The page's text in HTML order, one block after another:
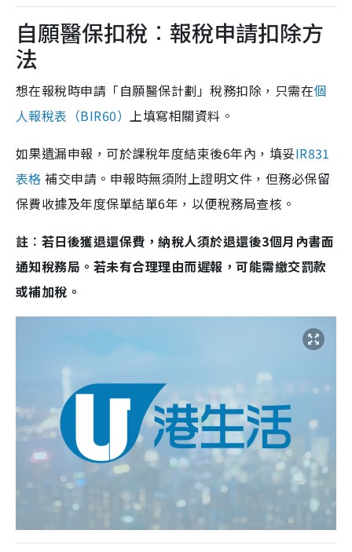
自願醫保扣稅︰報稅申請扣除方
法
想在報稅時申請「自願醫保計劃」稅務扣除，只需在個
人報稅表（BIR60）上填寫相關資料。
如果遺漏申報，可於課稅年度結束後6年內，填妥IR831
表格 補交申請。申報時無須附上證明文件，但務必保留
保費收據及年度保單結單6年，以便稅務局查核。
註︰若日後獲退還保費，納稅人須於退還後3個月內書面
通知稅務局。若未有合理理由而遲報，可能需繳交罰款
或補加稅。